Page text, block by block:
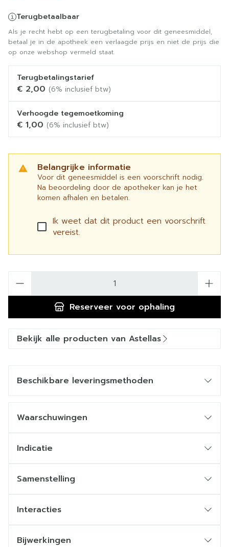
Terugbetaalbaar
Als je recht hebt op een terugbetaling voor dit geneesmiddel,
betaal je in de apotheek een verlaagde prijs en niet de prijs die
op onze webshop vermeld staat.
Terugbetalingstarief
€ 2,00 (6% inclusief btw)
Verhoogde tegemoetkoming
€ 1,00 (6% inclusief btw)
Belangrijke informatie
Voor dit geneesmiddel is een voorschrift nodig.
Na beoordeling door de apotheker kan je het
komen afhalen en betalen.
Ik weet dat dit product een voorschrift
vereist.
Reserveer voor ophaling
Bekijk alle producten van Astellas
Beschikbare leveringsmethoden
Waarschuwingen
Indicatie
Samenstelling
Interacties
Bijwerkingen